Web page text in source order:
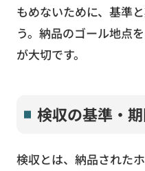
もめないために、基準
う。納品のゴール地点
が大切です。
検収の基準・
検収とは、納品された